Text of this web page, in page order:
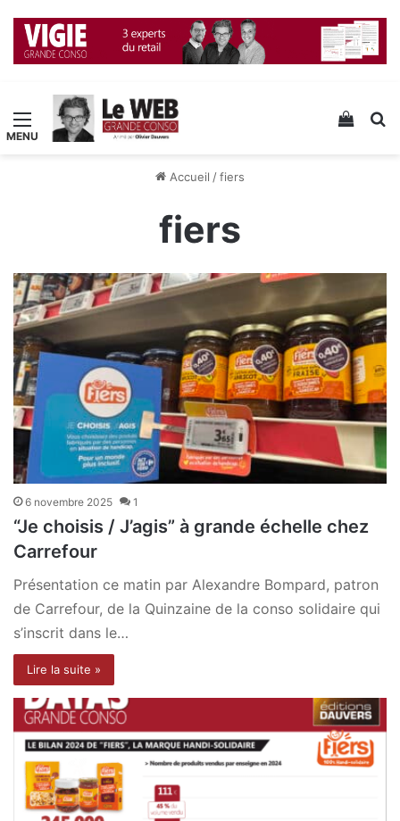
Menu Voir
Accueil /fiers
fiers
6 novembre 2025 1
“Je choisis / J’agis” à grande échelle chez
Carrefour
Présentation ce matin par Alexandre Bompard, patron
de Carrefour, de la Quinzaine de la conso solidaire qui
s’inscrit dans le…
Lire la suite »